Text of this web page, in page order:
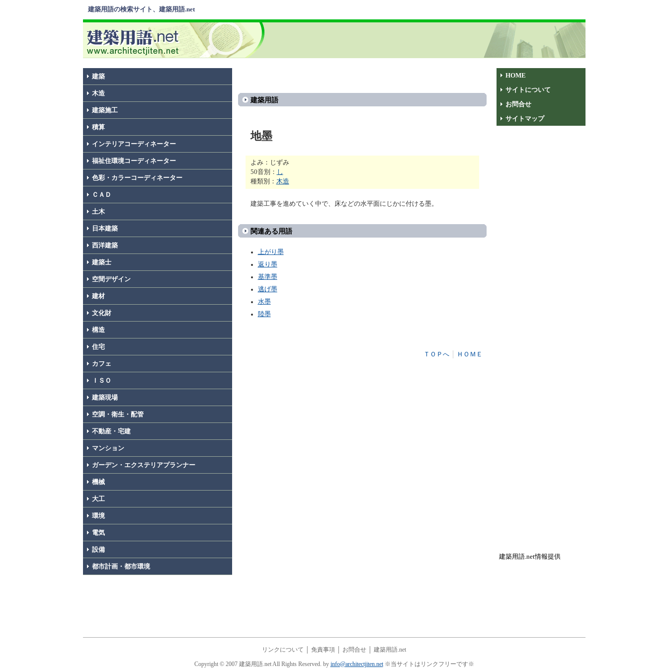
建築用語の検索サイト、建築用語.net
建築
木造
建築施工
積算
インテリアコーディネーター
福祉住環境コーディネーター
色彩・カラーコーディネーター
ＣＡＤ
土木
日本建築
西洋建築
建築士
空間デザイン
建材
文化財
構造
住宅
カフェ
ＩＳＯ
建築現場
空調・衛生・配管
不動産・宅建
マンション
ガーデン・エクステリアプランナー
機械
大工
環境
電気
設備
都市計画・都市環境
建築用語
地墨
よみ：じずみ
50音別： し
種類別： 木造
建築工事を進めていく中で、床などの水平面にじかに付ける墨。
関連ある用語
上がり墨
返り墨
基準墨
逃げ墨
水墨
陸墨
ＴＯＰへ│ ＨＯＭＥ
HOME
サイトについて
お問合せ
サイトマップ
建築用語.net情報提供
リンクについて 免責事項 お問合せ 建築用語.net
Copyright © 2007 建築用語.net All Rights Reserved. by info@architectjiten.net※当サイトはリンクフリーです※